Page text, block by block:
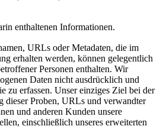
enthaltenen Informationen.
URLs oder Metadaten, die im
erhalten werden, können gelegentlich
Personen enthalten. Wir
Daten nicht ausdrücklich und
zu erfassen. Unser einziges Ziel bei der
dieser Proben, URLs und verwandter
und anderen Kunden unsere
einschließlich unseres erweiterten